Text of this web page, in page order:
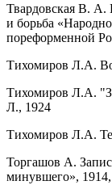
Твардовская В. А.
и борьба
пореформенной
Тихомиров Л.А.
Тихомиров Л.А.
Л., 1924
Тихомиров Л.А.
Торгашов А.
минувшего»,